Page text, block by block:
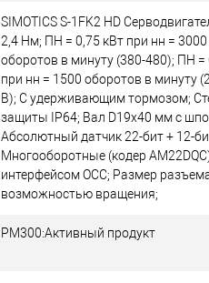
SIMOTICS S-1FK2 HD
2,4 Нм; ПН = 0,75 кВт при нн = 3000
оборотов в минуту (380-480); ПН =
при нн = 1500 оборотов в минуту
В); С удерживающим тормозом;
защиты IP64; Вал D19x40 мм с
Абсолютный датчик 22-бит + 12-
Многооборотные (кодер
интерфейсом OCC; Размер
возможностью вращения;
PM300:Активный продукт